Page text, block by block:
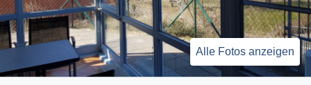
Alle Fotos anzeigen